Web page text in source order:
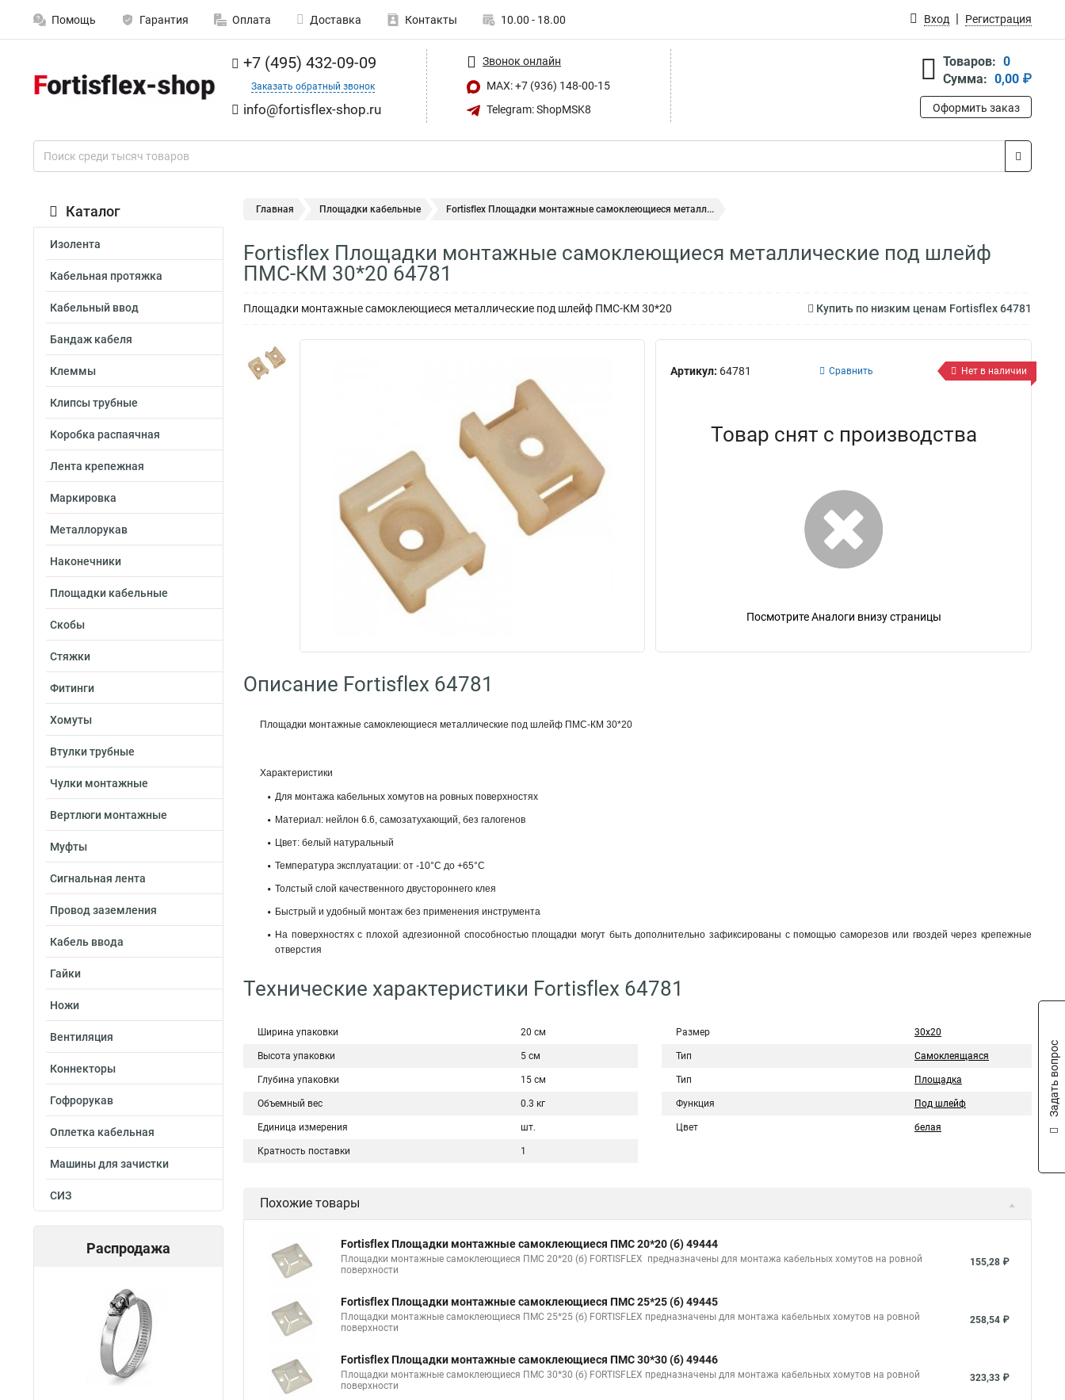
Помощь Гарантия Оплата Доставка Контакты 10.00 - 18.00 Вход Регистрация
+7 (495) 432-09-09
Заказать обратный звонок
info@fortisflex-shop.ru
Звонок онлайн
MAX: +7 (936) 148-00-15
Telegram: ShopMSK8
Товаров: 0
Сумма: 0,00 ₽
Оформить заказ
Каталог
Изолента
Кабельная протяжка
Кабельный ввод
Бандаж кабеля
Клеммы
Клипсы трубные
Коробка распаячная
Лента крепежная
Маркировка
Металлорукав
Наконечники
Площадки кабельные
Скобы
Стяжки
Фитинги
Хомуты
Втулки трубные
Чулки монтажные
Вертлюги монтажные
Муфты
Сигнальная лента
Провод заземления
Кабель ввода
Гайки
Ножи
Вентиляция
Коннекторы
Гофрорукав
Оплетка кабельная
Машины для зачистки
СИЗ
Распродажа
Главная Площадки кабельные Fortisflex Площадки монтажные самоклеющиеся металл...
Fortisflex Площадки монтажные самоклеющиеся металлические под шлейф
ПМС-КМ 30*20 64781
Площадки монтажные самоклеющиеся металлические под шлейф ПМС-КМ 30*20 Купить по низким ценам Fortisflex 64781
Артикул: 64781 Сравнить Нет в наличии
Товар снят с производства
Посмотрите Аналоги внизу страницы
Описание Fortisflex 64781
Площадки монтажные самоклеющиеся металлические под шлейф ПМС-КМ 30*20
Характеристики
Для монтажа кабельных хомутов на ровных поверхностях
Материал: нейлон 6.6, самозатухающий, без галогенов
Цвет: белый натуральный
Температура эксплуатации: от -10°С до +65°С
Толстый слой качественного двустороннего клея
Быстрый и удобный монтаж без применения инструмента
На поверхностях с плохой адгезионной способностью площадки могут быть дополнительно зафиксированы с помощью саморезов или гвоздей через крепежные
отверстия
Технические характеристики Fortisflex 64781
Ширина упаковки 20 см
Высота упаковки 5 см
Глубина упаковки 15 см
Объемный вес 0.3 кг
Единица измерения шт.
Кратность поставки 1
Размер 30х20
Тип Самоклеящаяся
Тип Площадка
Функция Под шлейф
Цвет белая
Похожие товары
Fortisflex Площадки монтажные самоклеющиеся ПМС 20*20 (б) 49444
Площадки монтажные самоклеющиеся ПМС 20*20 (б) FORTISFLEX предназначены для монтажа кабельных хомутов на ровной
поверхности
155,28 ₽
Fortisflex Площадки монтажные самоклеющиеся ПМС 25*25 (б) 49445
Площадки монтажные самоклеющиеся ПМС 25*25 (б) FORTISFLEX предназначены для монтажа кабельных хомутов на ровной
поверхности
258,54 ₽
Fortisflex Площадки монтажные самоклеющиеся ПМС 30*30 (б) 49446
Площадки монтажные самоклеющиеся ПМС 30*30 (б) FORTISFLEX предназначены для монтажа кабельных хомутов на ровной
поверхности
323,33 ₽
Задать вопрос